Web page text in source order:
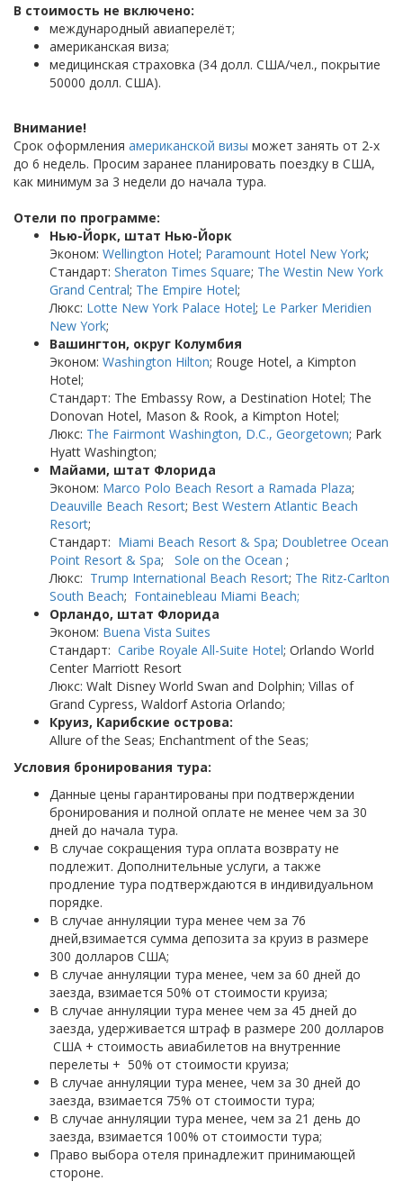
В стоимость не включено:
международный авиаперелёт;
американская виза;
медицинская страховка (34 долл. США/чел., покрытие
50000 долл. США).
Внимание!
Срок оформления американской визы может занять от 2-х
до 6 недель. Просим заранее планировать поездку в США,
как минимум за 3 недели до начала тура.
Отели по программе:
Нью-Йорк, штат Нью-Йорк
Эконом: Wellington Hotel; Paramount Hotel New York;
Стандарт: Sheraton Times Square; The Westin New York
Grand Central; The Empire Hotel;
Люкс: Lotte New York Palace Hotel; Le Parker Meridien
New York;
Вашингтон, округ Колумбия
Эконом: Washington Hilton; Rouge Hotel, a Kimpton
Hotel;
Стандарт: The Embassy Row, a Destination Hotel; The
Donovan Hotel, Mason & Rook, a Kimpton Hotel;
Люкс: The Fairmont Washington, D.C., Georgetown; Park
Hyatt Washington;
Майами, штат Флорида
Эконом: Marco Polo Beach Resort a Ramada Plaza;
Deauville Beach Resort; Best Western Atlantic Beach
Resort;
Стандарт: Miami Beach Resort & Spa; Doubletree Ocean
Point Resort & Spa; Sole on the Ocean ;
Люкс: Trump International Beach Resort; The Ritz-Carlton
South Beach; Fontainebleau Miami Beach;
Орландо, штат Флорида
Эконом: Buena Vista Suites
Стандарт: Caribe Royale All-Suite Hotel; Orlando World
Center Marriott Resort
Люкс: Walt Disney World Swan and Dolphin; Villas of
Grand Cypress, Waldorf Astoria Orlando;
Круиз, Карибские острова:
Allure of the Seas; Enchantment of the Seas;
Условия бронирования тура:
Данные цены гарантированы при подтверждении
бронирования и полной оплате не менее чем за 30
дней до начала тура.
В случае сокращения тура оплата возврату не
подлежит. Дополнительные услуги, а также
продление тура подтверждаются в индивидуальном
порядке.
В случае аннуляции тура менее чем за 76
дней,взимается сумма депозита за круиз в размере
300 долларов США;
В случае аннуляции тура менее, чем за 60 дней до
заезда, взимается 50% от стоимости круиза;
В случае аннуляции тура менее чем за 45 дней до
заезда, удерживается штраф в размере 200 долларов
США + стоимость авиабилетов на внутренние
перелеты + 50% от стоимости круиза;
В случае аннуляции тура менее, чем за 30 дней до
заезда, взимается 75% от стоимости тура;
В случае аннуляции тура менее, чем за 21 день до
заезда, взимается 100% от стоимости тура;
Право выбора отеля принадлежит принимающей
стороне.